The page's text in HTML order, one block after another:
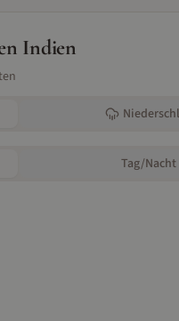
Indien
Tag/Nacht